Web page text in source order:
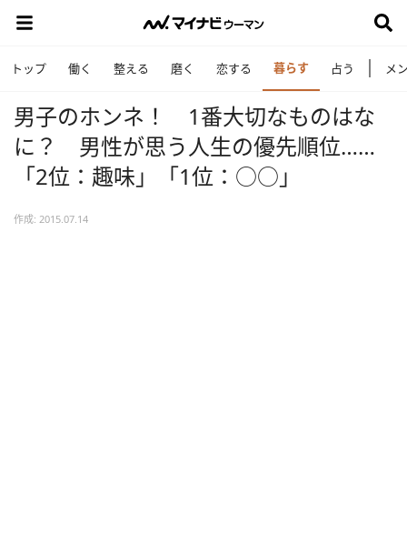
トップ 働く 整える 磨く 恋する 暮らす 占う メ
男子のホンネ！ 1番大切なものはな
に？ 男性が思う人生の優先順位……
「2位：趣味」「1位：○○」
作成: 2015.07.14